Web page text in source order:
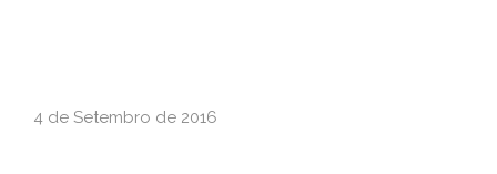
4 de Setembro de 2016